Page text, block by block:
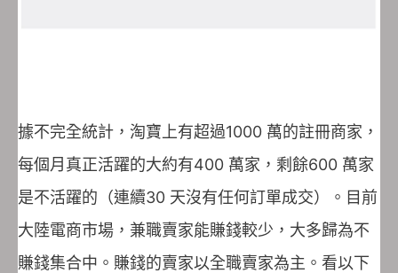
據不完全統計，淘寶上有超過1000 萬的註冊商家，
每個月真正活躍的大約有400 萬家，剩餘600 萬家
是不活躍的（連續30 天沒有任何訂單成交）。目前
大陸電商市場，兼職賣家能賺錢較少，大多歸為不
賺錢集合中。賺錢的賣家以全職賣家為主。看以下